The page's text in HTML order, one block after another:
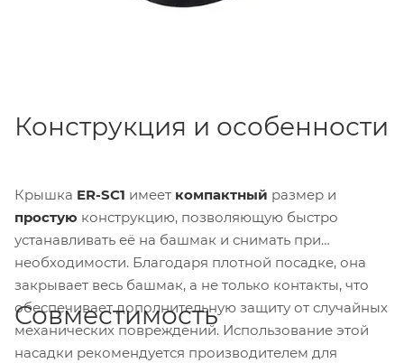
Конструкция и особенности
Крышка ER-SC1 имеет компактный размер и
простую конструкцию, позволяющую быстро
устанавливать её на башмак и снимать при
необходимости. Благодаря плотной посадке, она
закрывает весь башмак, а не только контакты, что
обеспечивает дополнительную защиту от случайных
механических повреждений. Использование этой
насадки рекомендуется производителем для
Совместимость